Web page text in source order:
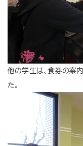
他の学生は、食券の案
た。